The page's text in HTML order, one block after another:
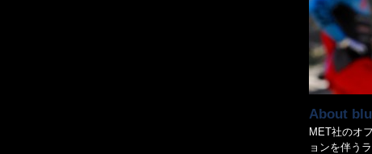
About
MET社のオ
ョンを伴う